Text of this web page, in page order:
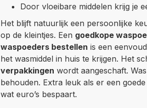
Door vloeibare middelen krijg je
Het blijft natuurlijk een persoonlijke
op de kleintjes. Een goedkope
waspoeders bestellen is een
het wasmiddel in huis te krijgen. Het
verpakkingen wordt aangeschaft.
behouden. Extra leuk als er een
wat euro’s bespaart.